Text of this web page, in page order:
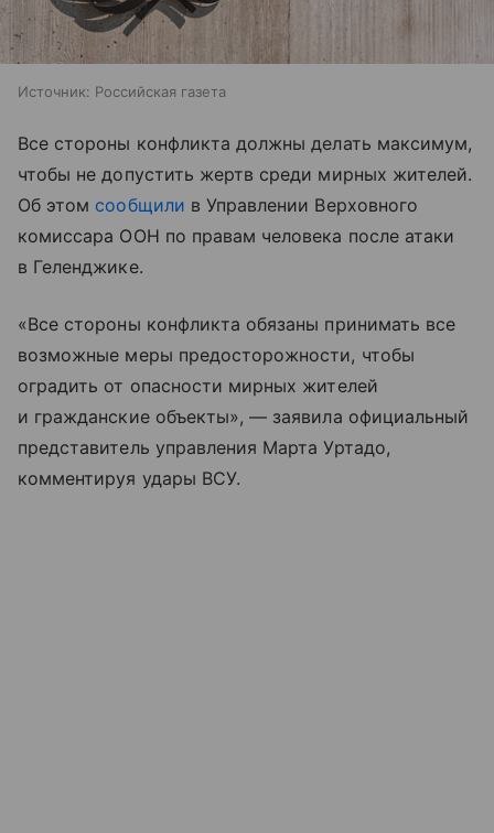
Источник: Российская газета
Все стороны конфликта должны делать максимум,
чтобы не допустить жертв среди мирных жителей.
Об этом сообщили в Управлении Верховного
комиссара ООН по правам человека после атаки
в Геленджике.
«Все стороны конфликта обязаны принимать все
возможные меры предосторожности, чтобы
оградить от опасности мирных жителей
и гражданские объекты», — заявила официальный
представитель управления Марта Уртадо,
комментируя удары ВСУ.